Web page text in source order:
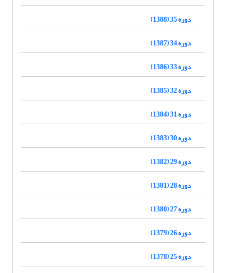
دوره 35 (1388)
دوره 34 (1387)
دوره 33 (1386)
دوره 32 (1385)
دوره 31 (1384)
دوره 30 (1383)
دوره 29 (1382)
دوره 28 (1381)
دوره 27 (1380)
دوره 26 (1379)
دوره 25 (1378)